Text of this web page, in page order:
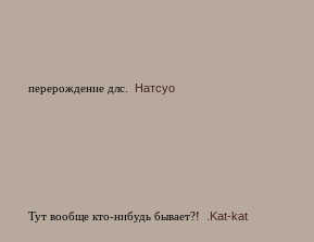
перерождение длс. Натсуо
Тут вообще кто-нибудь бывает?! .Kat-kat